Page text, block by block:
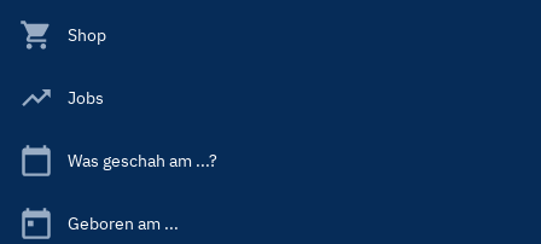
Shop
Jobs
Was geschah am ...?
Geboren am ...